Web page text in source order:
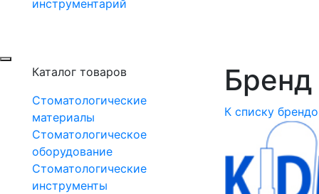
инструментарий
Каталог товаров
Стоматологические
материалы
Стоматологическое
оборудование
Стоматологические
инструменты
К списку